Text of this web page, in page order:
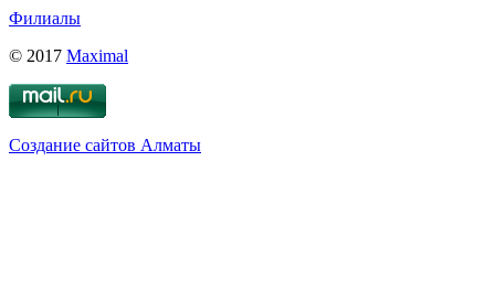
Филиалы
© 2017 Maximal
Создание сайтов Алматы